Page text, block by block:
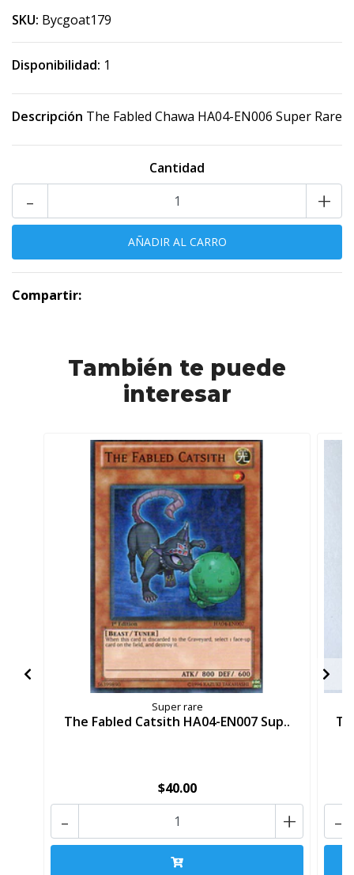
SKU: Bycgoat179
Disponibilidad: 1
Descripción The Fabled Chawa HA04-EN006 Super Rare
Cantidad
+
-
Compartir:
También te puede
interesar
Super rare
The Fabled Catsith HA04-EN007 Sup..
$40.00
+
- -